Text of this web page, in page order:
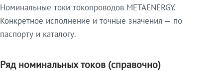
Номинальные токи токопроводов METAENERGY.
Конкретное исполнение и точные значения — по
паспорту и каталогу.
Ряд номинальных токов (справочно)